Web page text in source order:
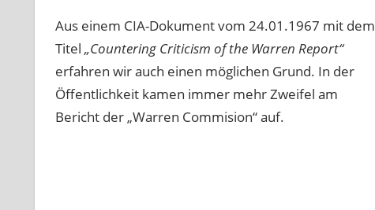
Aus einem CIA-Dokument vom 24.01.1967 mit dem
Titel „Countering Criticism of the Warren Report“
erfahren wir auch einen möglichen Grund. In der
Öffentlichkeit kamen immer mehr Zweifel am
Bericht der „Warren Commision“ auf.